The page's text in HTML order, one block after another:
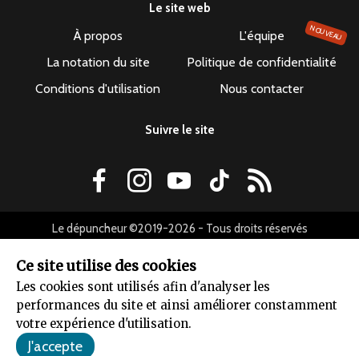
Ce site utilise des cookies
Les cookies sont utilisés afin d'analyser les
performances du site et ainsi améliorer constamment
votre expérience d'utilisation.
Le site web
À propos L'équipe NOUVEAU
La notation du site
Politique de confidentialité
Conditions d'utilisation
Nous contacter
Suivre le site
Le dépuncheur ©2019-2026 - Tous droits réservés